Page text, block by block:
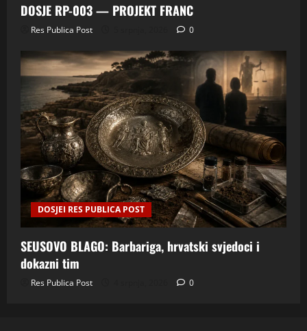
DOSJE RP-003 — PROJEKT FRANC
Res Publica Post 0
DOSJEI RES PUBLICA POST
SEUSOVO BLAGO: Barbariga, hrvatski svjedoci i
dokazni tim
Res Publica Post 0